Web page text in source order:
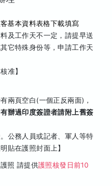
基本資料表格下載填寫
及工作天不一定，請提早送
它特殊身份等，申請工作天
准】
兩頁空白(一個正反兩面)，
辦過印度簽證者請附上舊簽
公務人員或記者、軍人等特
貼在護照封面上】
照 請提供護照核發日前10